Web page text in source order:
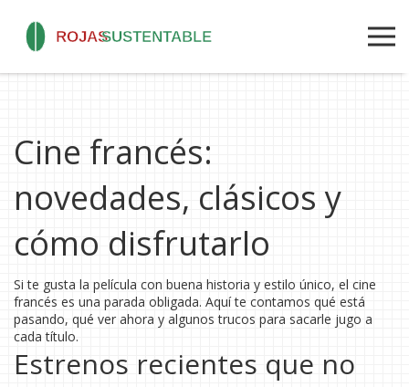
Cine francés:
novedades, clásicos y
cómo disfrutarlo
Si te gusta la película con buena historia y estilo único, el cine
francés es una parada obligada. Aquí te contamos qué está
pasando, qué ver ahora y algunos trucos para sacarle jugo a
cada título.
Estrenos recientes que no